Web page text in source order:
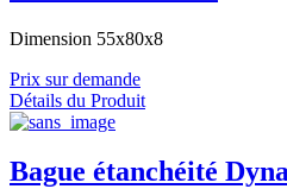
Dimension 55x80x8
Prix sur demande
Détails du Produit
Bague étanchéité